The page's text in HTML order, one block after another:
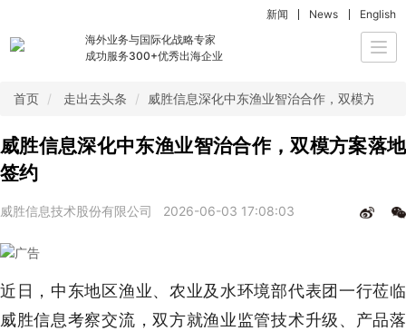
海外业务与国际化战略专家
成功服务300+优秀出海企业
新闻 News English
首页 走出去头条 威胜信息深化中东渔业智治合作，双模方案落
威胜信息深化中东渔业智治合作，双模方案落地
签约
威胜信息技术股份有限公司 2026-06-03 17:08:03
近日，中东地区渔业、农业及水环境部代表团一行莅临
威胜信息考察交流，双方就渔业监管技术升级、产品落